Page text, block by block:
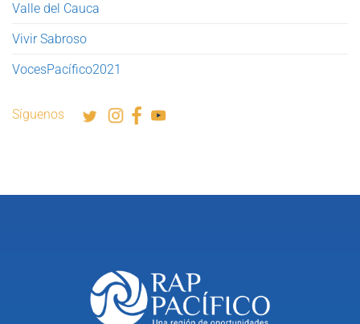
Valle del Cauca
Vivir Sabroso
VocesPacífico2021
Síguenos